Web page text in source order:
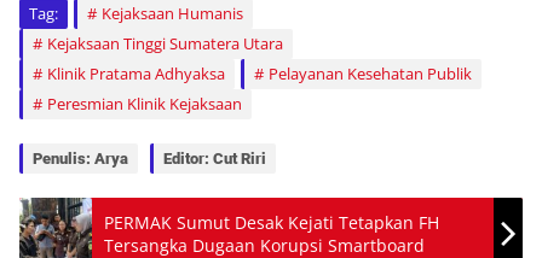
Tag:
Kejaksaan Humanis
Kejaksaan Tinggi Sumatera Utara
Klinik Pratama Adhyaksa
Pelayanan Kesehatan Publik
Peresmian Klinik Kejaksaan
Penulis: Arya Editor: Cut Riri
PERMAK Sumut Desak Kejati Tetapkan FH
Tersangka Dugaan Korupsi Smartboard